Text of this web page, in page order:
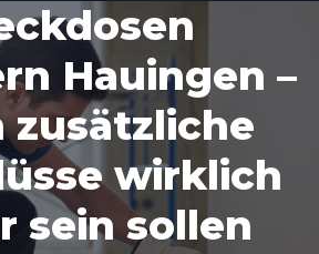
Hauingen –
zusätzliche
wirklich
sein sollen